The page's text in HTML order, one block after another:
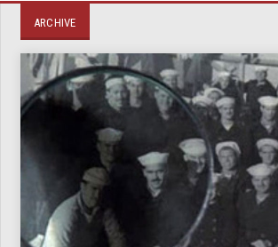
ARCHIVE